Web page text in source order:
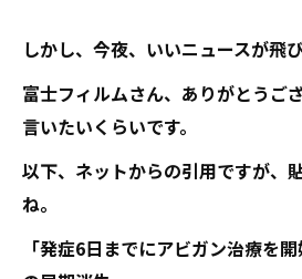
しかし、今夜、いいニュースが飛
富士フィルムさん、ありがとうご
言いたいくらいです。
以下、ネットからの引用ですが、
ね。
「発症6日までにアビガン治療を